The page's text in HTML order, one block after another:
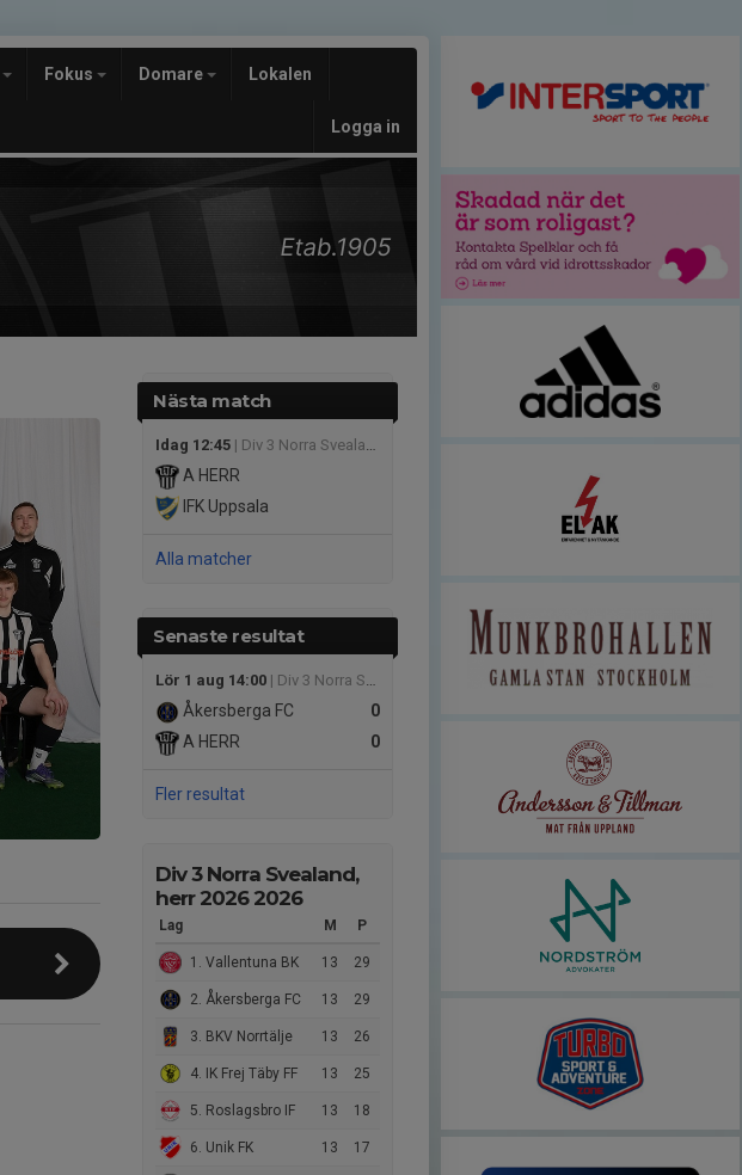
Fokus Domare Lokalen
Logga in
Nästa match
Idag 12:45 | Div 3 Norra Svealand, herr 2026
A HERR
IFK Uppsala
Alla matcher
Senaste resultat
Lör 1 aug 14:00 | Div 3 Norra Svealand, herr 2026
0
Åkersberga FC
0
A HERR
Fler resultat
Div 3 Norra Svealand,
herr 2026 2026
Lag M P
1. Vallentuna BK 13 29
2. Åkersberga FC 13 29
3. BKV Norrtälje 13 26
4. IK Frej Täby FF 13 25
5. Roslagsbro IF 13 18
6. Unik FK 13 17